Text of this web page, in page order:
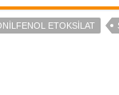
ETOKSILAT